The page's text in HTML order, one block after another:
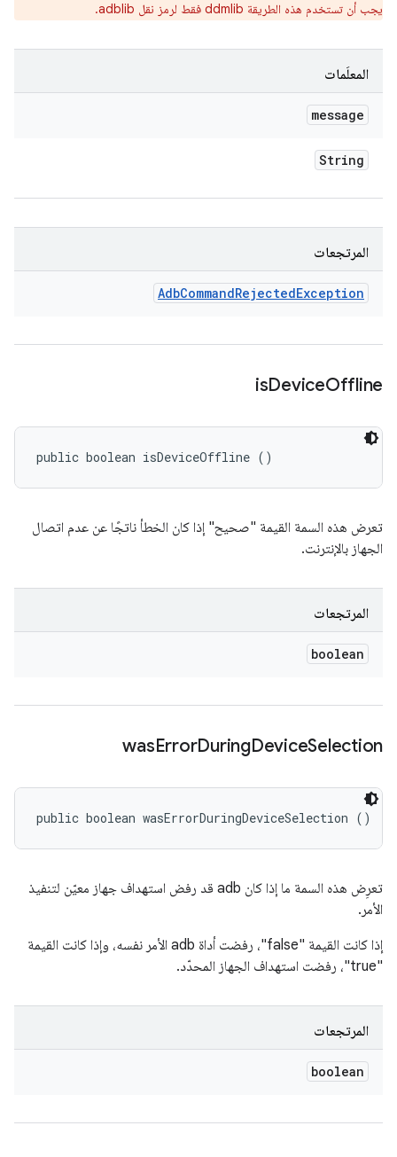
يجب أن تستخدم هذه الطريقة ddmlib فقط لرمز نقل adblib.
المعلَمات
message
String
المرتجعات
AdbCommandRejectedException
isDeviceOffline
public boolean isDeviceOffline ()
تعرض هذه السمة القيمة "صحيح" إذا كان الخطأ ناتجًا عن عدم اتصال
الجهاز بالإنترنت.
المرتجعات
boolean
wasErrorDuringDeviceSelection
public boolean wasErrorDuringDeviceSelection ()
تعرِض هذه السمة ما إذا كان adb قد رفض استهداف جهاز معيّن لتنفيذ
الأمر.
إذا كانت القيمة "false"، رفضت أداة adb الأمر نفسه، وإذا كانت القيمة
"true"، رفضت استهداف الجهاز المحدّد.
المرتجعات
boolean